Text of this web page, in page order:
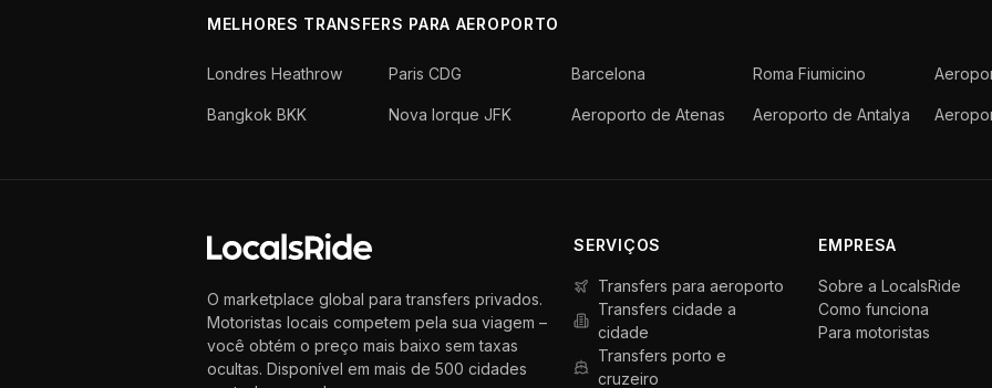
MELHORES TRANSFERS PARA AEROPORTO
Londres Heathrow Paris CDG Barcelona Roma Fiumicino
Bangkok BKK Nova Iorque JFK Aeroporto de Atenas Aeroporto de Antalya
O marketplace global para transfers privados.
Motoristas locais competem pela sua viagem –
você obtém o preço mais baixo sem taxas
ocultas. Disponível em mais de 500 cidades
SERVIÇOS
Transfers para aeroporto
Transfers cidade a
cidade
Transfers porto e
cruzeiro
EMPRESA
Sobre a LocalsRide
Como funciona
Para motoristas